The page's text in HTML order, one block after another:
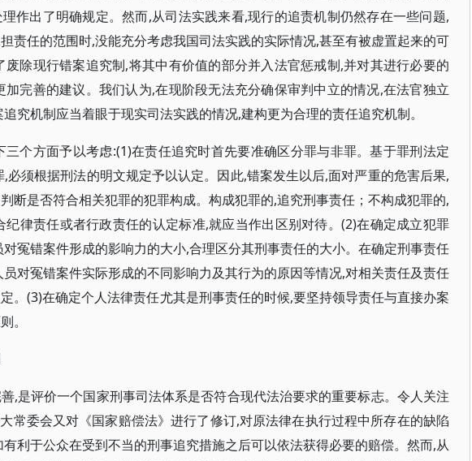
作出了明确规定。然而,从司法实践来看,现行的追责机制仍然存在一些问题,
责任的范围时,没能充分考虑我国司法实践的实际情况,甚至有被虚置起来的可
除现行错案追究制,将其中有价值的部分并入法官惩戒制,并对其进行必要的
完善的建议。我们认为,在现阶段无法充分确保审判中立的情况,在法官独立
究机制应当着眼于现实司法实践的情况,建构更为合理的责任追究机制。
三个方面予以考虑:(1)在责任追究时首先要准确区分罪与非罪。基于罪刑法定
必须根据刑法的明文规定予以认定。因此,错案发生以后,面对严重的危害后果,
断是否符合相关犯罪的犯罪构成。构成犯罪的,追究刑事责任；不构成犯罪的,
纪律责任或者行政责任的认定标准,就应当作出区别对待。(2)在确定成立犯罪
冤错案件形成的影响力的大小,合理区分其刑事责任的大小。在确定刑事责任
对冤错案件实际形成的不同影响力及其行为的原因等情况,对相关责任及责任
。(3)在确定个人法律责任尤其是刑事责任的时候,要坚持领导责任与直接办案
。
,是评价一个国家刑事司法体系是否符合现代法治要求的重要标志。令人关注
常委会又对《国家赔偿法》进行了修订,对原法律在执行过程中所存在的缺陷
利于公众在受到不当的刑事追究措施之后可以依法获得必要的赔偿。然而,从